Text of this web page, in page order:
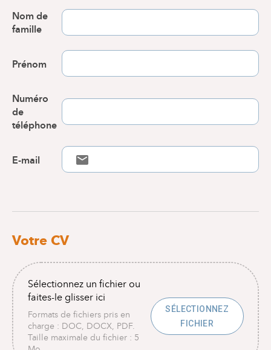
Nom de
famille
Prénom
Numéro
de
téléphone
E-mail
Votre CV
Sélectionnez un fichier ou
faites-le glisser ici
Formats de fichiers pris en
charge : DOC, DOCX, PDF.
Taille maximale du fichier : 5
SÉLECTIONNEZ
FICHIER